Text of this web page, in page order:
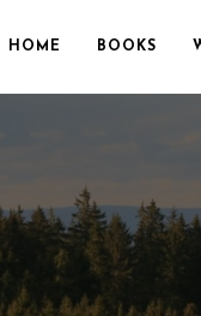
HOME BOOKS